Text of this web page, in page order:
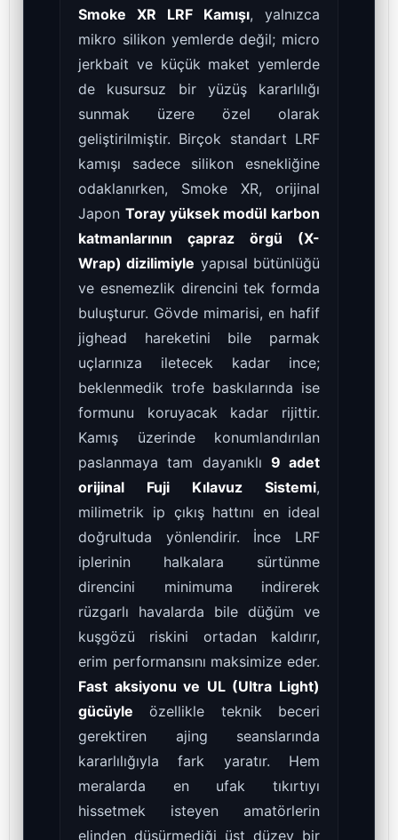
Smoke XR LRF Kamışı, yalnızca
mikro silikon yemlerde değil; micro
jerkbait ve küçük maket yemlerde
de kusursuz bir yüzüş kararlılığı
sunmak üzere özel olarak
geliştirilmiştir. Birçok standart LRF
kamışı sadece silikon esnekliğine
odaklanırken, Smoke XR, orijinal
Japon Toray yüksek modül karbon
katmanlarının çapraz örgü (X-
Wrap) dizilimiyle yapısal bütünlüğü
ve esnemezlik direncini tek formda
buluşturur. Gövde mimarisi, en hafif
jighead hareketini bile parmak
uçlarınıza iletecek kadar ince;
beklenmedik trofe baskılarında ise
formunu koruyacak kadar rijittir.
Kamış üzerinde konumlandırılan
paslanmaya tam dayanıklı 9 adet
orijinal Fuji Kılavuz Sistemi,
milimetrik ip çıkış hattını en ideal
doğrultuda yönlendirir. İnce LRF
iplerinin halkalara sürtünme
direncini minimuma indirerek
rüzgarlı havalarda bile düğüm ve
kuşgözü riskini ortadan kaldırır,
erim performansını maksimize eder.
Fast aksiyonu ve UL (Ultra Light)
gücüyle özellikle teknik beceri
gerektiren ajing seanslarında
kararlılığıyla fark yaratır. Hem
meralarda en ufak tıkırtıyı
hissetmek isteyen amatörlerin
elinden düşürmediği üst düzey bir